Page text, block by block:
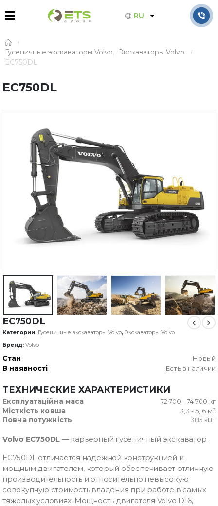
RU
Гусеничные экскаваторы Volvo, Экскаваторы Volvo
EC750DL
EC750DL
EC750DL
Категории: Гусеничные экскаваторы Volvo, Экскаваторы Volvo
Бренд: Volvo
Стан Новый
В наявності Есть в наличии
ТЕХНИЧЕСКИЕ ХАРАКТЕРИСТИКИ
Експлуатаційна маса 72 700 - 74 700 кг
Місткість ковша 3,3 - 5,16 м³
Повна потужність 385 кВт
Volvo EC750DL — карьерный гусеничный экскаватор.
EC750DL отличается надежной конструкцией и
мощным двигателем, который обеспечивает отличную
производительность и относительно невысокую
совокупную стоимость владения при работе в самых
тяжелых условиях. Мощность двигателя Volvo D16,